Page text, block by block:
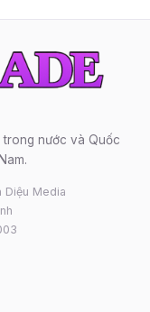
trong nước và Quốc
Diệu Media